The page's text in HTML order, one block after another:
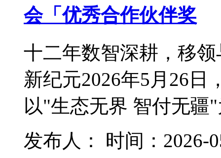
会「优秀合作伙伴奖
十二年数智深耕，移
新纪元2026年5月26日
以"生态无界 智付无疆
发布人： 时间：2026-